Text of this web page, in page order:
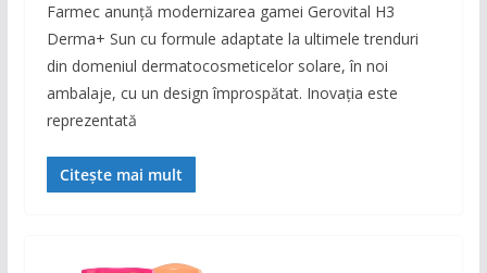
Farmec anunță modernizarea gamei Gerovital H3
Derma+ Sun cu formule adaptate la ultimele trenduri
din domeniul dermatocosmeticelor solare, în noi
ambalaje, cu un design împrospătat. Inovația este
reprezentată
Citește mai mult